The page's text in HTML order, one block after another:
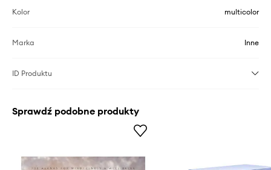
Kolor multicolor
Marka Inne
ID Produktu
Sprawdź podobne produkty